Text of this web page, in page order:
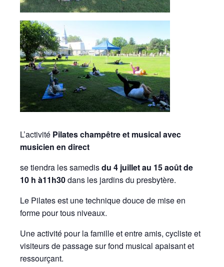
L’activité Pilates champêtre et musical avec
musicien en direct
se tiendra les samedisdu 4 juillet au 15 août de
10 h à11h30dans les jardins du presbytère.
Le Pilates est une technique douce de mise en
forme pour tous niveaux.
Une activité pour la famille et entre amis, cycliste et
visiteurs de passage sur fond musical apaisant et
ressourçant.